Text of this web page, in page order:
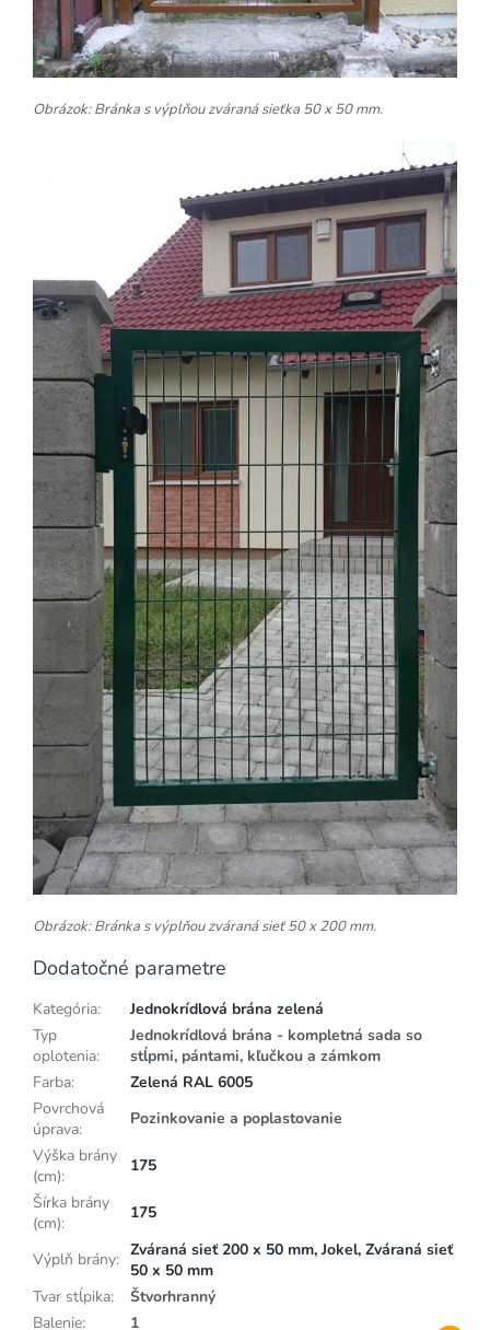
Obrázok: Bránka s výplňou zváraná sieťka 50 x 50 mm.
Obrázok: Bránka s výplňou zváraná sieť 50 x 200 mm.
Dodatočné parametre
Kategória:
Jednokrídlová brána zelená
Typ
oplotenia:
Jednokrídlová brána - kompletná sada so
stĺpmi, pántami, kľučkou a zámkom
Farba:
Zelená RAL 6005
Povrchová
úprava:
Pozinkovanie a poplastovanie
Výška brány
(cm):
175
Šírka brány
(cm):
175
Výplň brány: Zváraná sieť 200 x 50 mm, Jokel, Zváraná sieť
50 x 50 mm
Tvar stĺpika:
Štvorhranný
Balenie: 1